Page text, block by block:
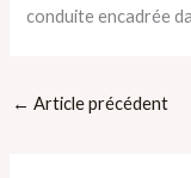
conduite encadrée
← Article précédent